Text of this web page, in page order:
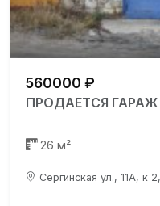
560000 ₽
ПРОДАЕТСЯ ГАРАЖ
26 м²
Сергинская ул., 11А, к